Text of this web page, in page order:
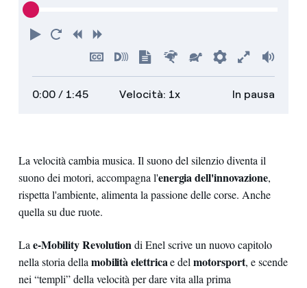
Riproduci
Torna
all'inizio
Indietro
Avanti
Nascondi
sottotitoli
Attiva
audiodescrizioni
Mostra
trascrizione
Più
veloce
Più
lento
Preferenze
Attiva
schermo
intero
0:00/ 1:45 Velocità: 1x In pausa
La velocità cambia musica. Il suono del silenzio diventa il
suono dei motori, accompagna l'energia dell'innovazione,
rispetta l'ambiente, alimenta la passione delle corse. Anche
quella su due ruote.
Lae-Mobility Revolutiondi Enel scrive un nuovo capitolo
nella storia dellamobilità elettricae delmotorsport, e scende
nei “templi” della velocità per dare vita alla prima